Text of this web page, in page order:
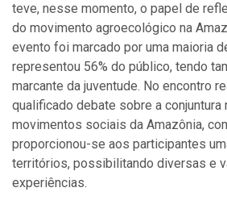
teve, nesse momento, o papel de
do movimento agroecológico na
evento foi marcado por uma maioria
representou 56% do público, tendo
marcante da juventude. No encontro
qualificado debate sobre a conjuntura
movimentos sociais da Amazônia,
proporcionou-se aos participantes
territórios, possibilitando diversas e
experiências.